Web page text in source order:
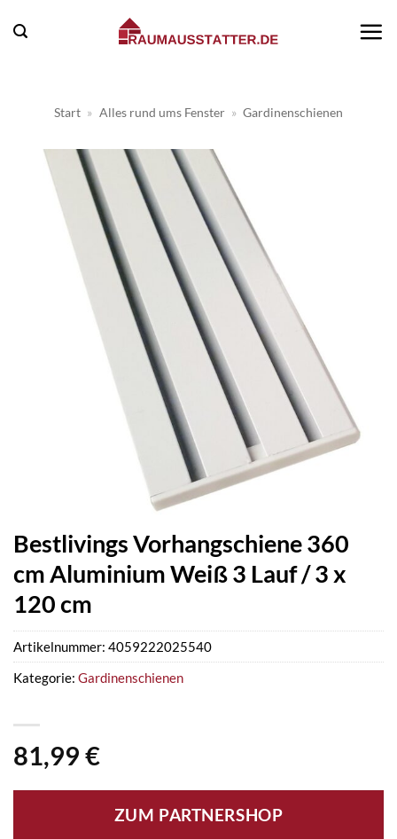
Inhalt
Start » Alles rund ums Fenster » Gardinenschienen
Bestlivings Vorhangschiene 360
cm Aluminium Weiß 3 Lauf / 3 x
120 cm
81,99 €
ZUM PARTNERSHOP
Artikelnummer: 4059222025540
Kategorie: Gardinenschienen